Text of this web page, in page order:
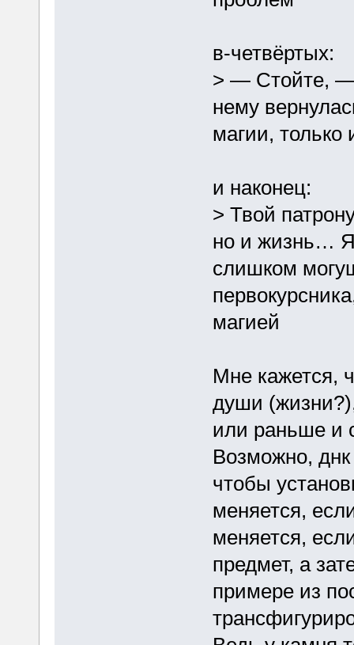
в-четвёртых:
> ― Стойте, ―
нему
магии,
и наконец:
> Твой
но и жизнь… Я
слишком
магией
Мне кажется,
души
или раньше и
Возможно,
чтобы
меняется,
меняется,
предмет, а
примере из